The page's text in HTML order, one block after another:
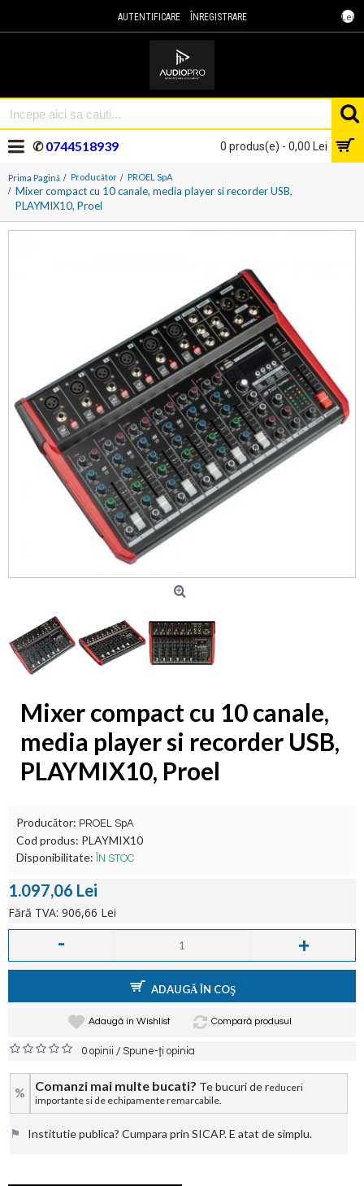
Lei
AUTENTIFICARE ÎNREGISTRARE
0 produs(e) - 0,00 Lei
✆0744518939
Prima Pagină Producător PROEL SpA
Mixer compact cu 10 canale, media player si recorder USB,
PLAYMIX10, Proel
Mixer compact cu 10 canale,
media player si recorder USB,
PLAYMIX10, Proel
Producător: PROEL SpA
Cod produs: PLAYMIX10
Disponibilitate:
ÎN STOC
1.097,06 Lei
Fără TVA: 906,66 Lei
- +
ADAUGĂ ÎN COŞ
Adaugă in Wishlist Compară produsul
0 opinii /Spune-ţi opinia
% Comanzi mai multe bucati? Te bucuri de reduceri
importante si de echipamente remarcabile.
⚑ Institutie publica? Cumpara prin SICAP. E atat de simplu.